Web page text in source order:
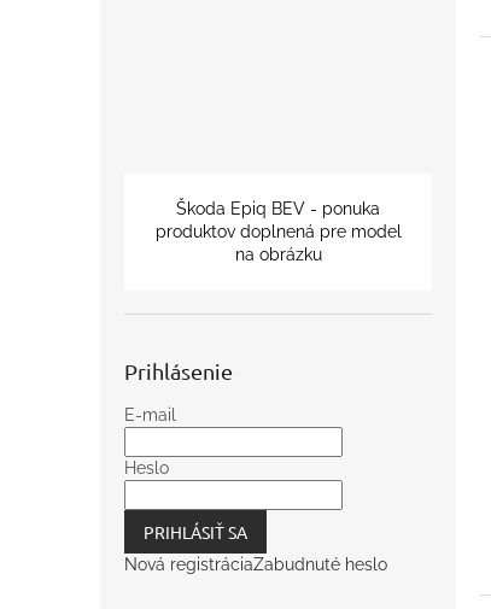
Škoda Epiq BEV - ponuka
produktov doplnená pre model
na obrázku
Prihlásenie
E-mail
Heslo
PRIHLÁSIŤ SA
Nová registráciaZabudnuté heslo